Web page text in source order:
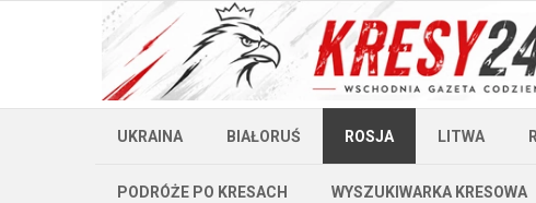
UKRAINA BIAŁORUŚ ROSJA LITWA
PODRÓŻE PO KRESACH WYSZUKIWARKA KRESOWA